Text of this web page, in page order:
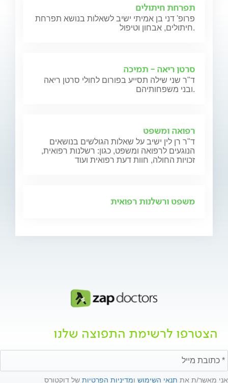
תפרחת חיתולים
פרופ' דני בן אמיתי ישיב לשאלות בנושא תפרחת
חיתולים, אבחון וטיפול.
סרטן ריאה - תמיכה
ד"ר שני שילה תסייע בפורום לחולי סרטן ריאה
ובני משפחותיהם.
רפואה ומשפט
ד"ר רן לין ישיב על שאלות הגולשים בנושאים
הנוגעים לרפואה ומשפט, כגון: רשלנות רפואית,
זכויות החולה, חוות דעת רפואית ועוד
משפט ורשלנות רפואית
הצטרפו לרשימת התפוצה שלנו
אני מאשר/ת את תנאי השימוש ומדיניות הפרטיות של דוקטורס